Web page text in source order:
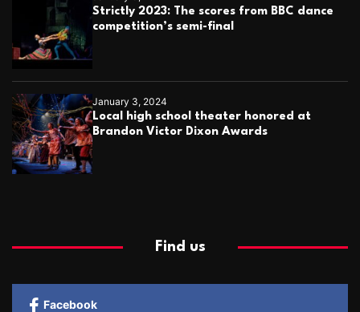
Strictly 2023: The scores from BBC dance
competition’s semi-final
January 3, 2024
Local high school theater honored at
Brandon Victor Dixon Awards
Find us
Facebook